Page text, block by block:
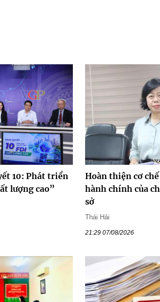
10: Phát triển
lượng cao”
Hoàn thiện cơ
hành chính của
sở
Thái Hải
21:29 07/08/2026